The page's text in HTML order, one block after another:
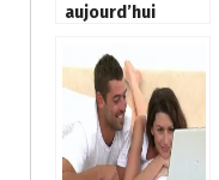
aujourd’hui